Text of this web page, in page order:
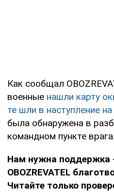
Как сообщал
военные нашли карту
те шли в наступление
была обнаружена в
командном пункте врага.
Нам нужна поддержка
OBOZREVATEL
Читайте только